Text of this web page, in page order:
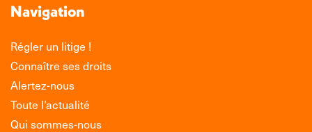
Navigation
Régler un litige !
Connaître ses droits
Alertez-nous
Toute l’actualité
Qui sommes-nous